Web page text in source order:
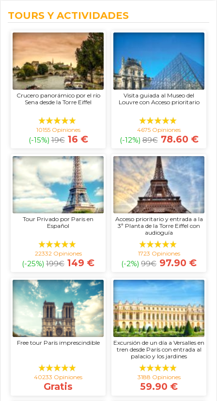
TOURS Y ACTIVIDADES
Crucero panorámico por el río
Sena desde la Torre Eiffel
10155 Opiniones
(-15%) 19€ 16 €
Visita guiada al Museo del
Louvre con Acceso prioritario
4675 Opiniones
(-12%) 89€ 78.60 €
Tour Privado por Paris en
Español
22332 Opiniones
(-25%) 199€ 149 €
Acceso prioritario y entrada a la
3ª Planta de la Torre Eiffel con
audioguía
1723 Opiniones
(-2%) 99€ 97.90 €
Free tour París imprescindible
40233 Opiniones
Gratis
Excursión de un día a Versalles en
tren desde París con entrada al
palacio y los jardines
3188 Opiniones
59.90 €